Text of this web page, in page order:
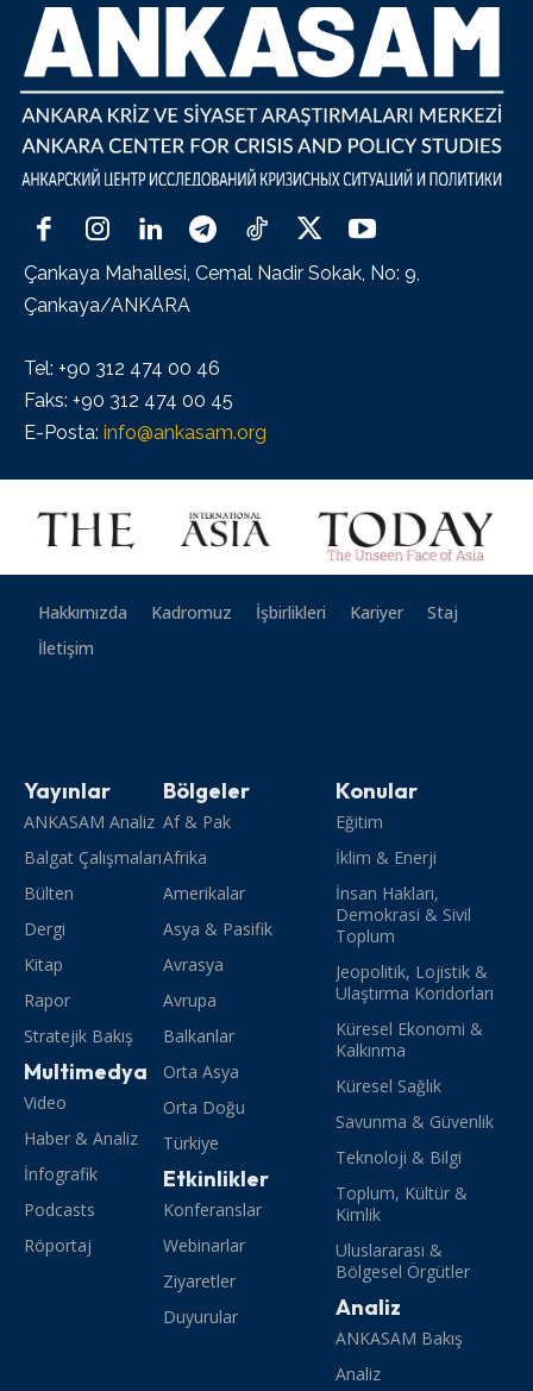
Çankaya Mahallesi, Cemal Nadir Sokak, No: 9,
Çankaya/ANKARA
Tel: +90 312 474 00 46
Faks: +90 312 474 00 45
E-Posta: info@ankasam.org
Hakkımızda Kadromuz İşbirlikleri Kariyer
Staj
İletişim
Yayınlar
ANKASAM Analiz
Balgat Çalışmaları
Bülten
Dergi
Kitap
Rapor
Stratejik Bakış
Multimedya
Video
Haber & Analiz
İnfografik
Podcasts
Röportaj
Bölgeler
Af & Pak
Afrika
Amerikalar
Asya & Pasifik
Avrasya
Avrupa
Balkanlar
Orta Asya
Orta Doğu
Türkiye
Etkinlikler
Konferanslar
Webinarlar
Ziyaretler
Duyurular
Konular
Eğitim
İklim & Enerji
İnsan Hakları,
Demokrasi & Sivil
Toplum
Jeopolitik, Lojistik &
Ulaştırma Koridorları
Küresel Ekonomi &
Kalkınma
Küresel Sağlık
Savunma & Güvenlik
Teknoloji & Bilgi
Toplum, Kültür &
Kimlik
Uluslararası &
Bölgesel Örgütler
Analiz
ANKASAM Bakış
Analiz